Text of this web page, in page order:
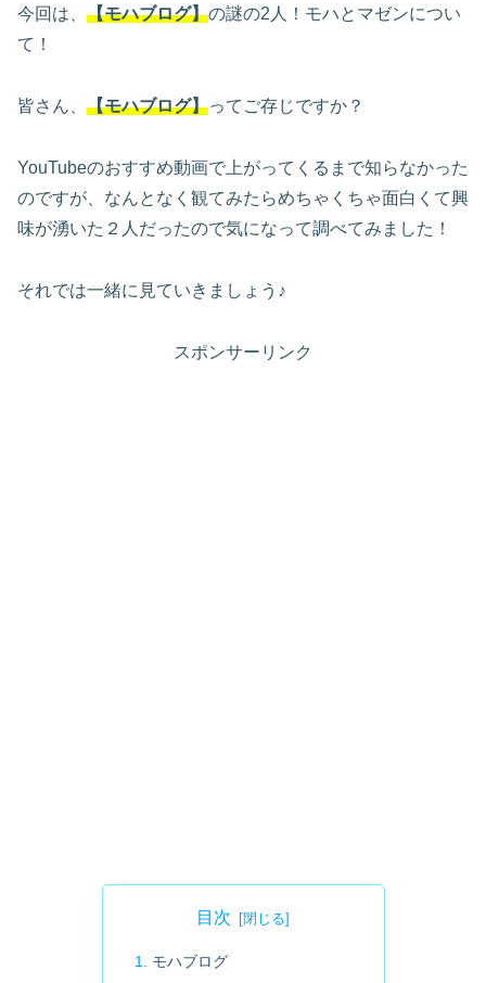
今回は、 【モハブログ】の謎の2人！モハとマゼンについ
て！
皆さん、 【モハブログ】ってご存じですか？
YouTubeのおすすめ動画で上がってくるまで知らなかった
のですが、なんとなく観てみたらめちゃくちゃ面白くて興
味が湧いた２人だったので気になって調べてみました！
それでは一緒に見ていきましょう♪
スポンサーリンク
目次
モハブログ